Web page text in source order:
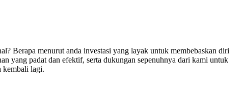
Berapa menurut anda investasi yang layak untuk membebaskan diri
yang padat dan efektif, serta dukungan sepenuhnya dari kami untuk
kembali lagi.